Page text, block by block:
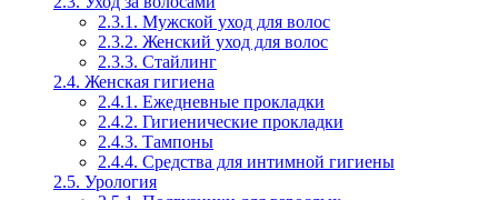
2.3.1. Мужской уход для волос
2.3.2. Женский уход для волос
2.3.3. Стайлинг
2.4. Женская гигиена
2.4.1. Ежедневные прокладки
2.4.2. Гигиенические прокладки
2.4.3. Тампоны
2.4.4. Средства для интимной гигиены
2.5. Урология